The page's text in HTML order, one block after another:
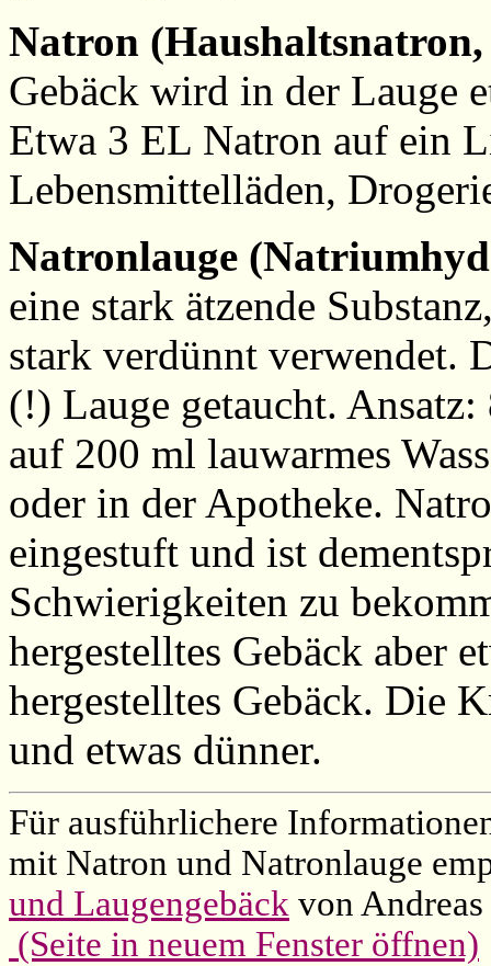
Natron
Gebäck wird in der Lauge
Etwa 3 EL Natron auf ein
Lebensmittelläden,
Natronlauge
eine stark ätzende
stark verdünnt verwendet.
(!) Lauge getaucht.
auf 200 ml lauwarmes
oder in der Apotheke.
eingestuft und ist
Schwierigkeiten zu
hergestelltes Gebäck aber
hergestelltes Gebäck. Die
und etwas dünner.
Für ausführlichere
mit Natron und Natronlauge
und Laugengebäck von
(Seite in neuem Fenster öffnen)